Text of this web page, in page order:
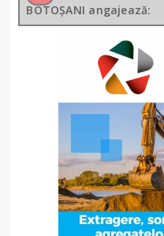
BOTOȘANI angajează: